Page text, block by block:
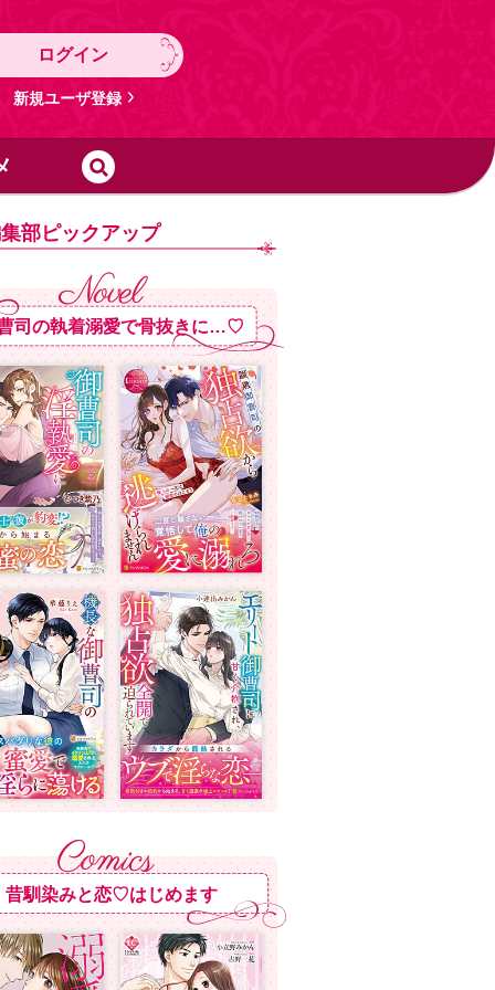
ログイン
新規ユーザ登録
部ピックアップ
司の執着溺愛で骨抜きに…♡
昔馴染みと恋♡はじめます